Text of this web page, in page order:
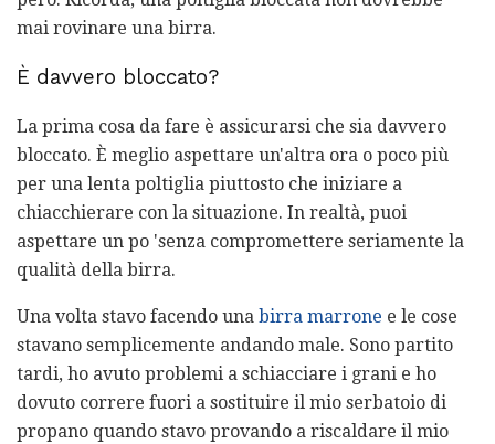
mai rovinare una birra.
È davvero bloccato?
La prima cosa da fare è assicurarsi che sia davvero
bloccato. È meglio aspettare un'altra ora o poco più
per una lenta poltiglia piuttosto che iniziare a
chiacchierare con la situazione. In realtà, puoi
aspettare un po 'senza compromettere seriamente la
qualità della birra.
Una volta stavo facendo una birra marrone e le cose
stavano semplicemente andando male. Sono partito
tardi, ho avuto problemi a schiacciare i grani e ho
dovuto correre fuori a sostituire il mio serbatoio di
propano quando stavo provando a riscaldare il mio